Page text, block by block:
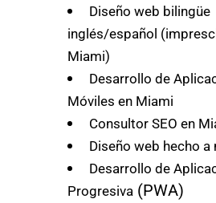
Diseño web bilingüe
inglés/español
Miami)
Desarrollo de
Móviles en Miami
Consultor SEO en
Diseño web hecho a
Desarrollo de
Progresiva (PWA)